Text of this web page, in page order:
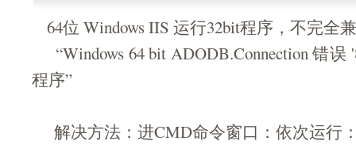
64位 Windows IIS 运行32bit程序，不完全
“Windows 64 bit ADODB.Connection 错误
程序”
解决方法：进CMD命令窗口：依次运行